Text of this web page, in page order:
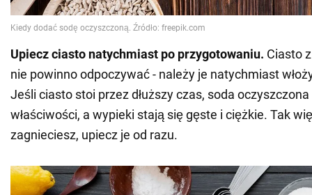
Upiecz ciasto natychmiast po przygotowaniu. Ciasto
nie powinno odpoczywać - należy je natychmiast
Jeśli ciasto stoi przez dłuższy czas, soda
właściwości, a wypieki stają się gęste i ciężkie. Tak
zagnieciesz, upiecz je od razu.